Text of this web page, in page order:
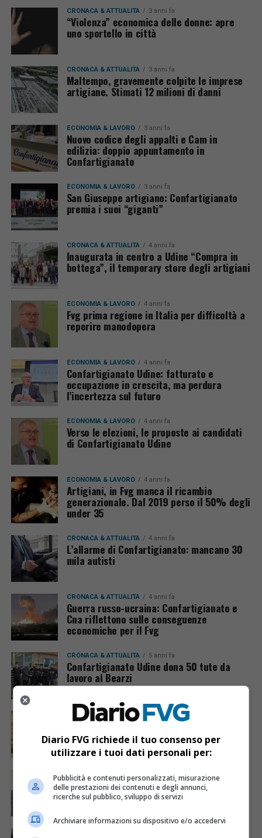
CRONACA & ATTUALITÀ 3 anni fa
“Violenza” economica delle donne: apre
uno sportello in città
CRONACA & ATTUALITÀ 3 anni fa
Maltempo, gravemente colpite le imprese
artigiane. Stimati 12 milioni di danni
ECONOMIA & LAVORO 3 anni fa
Nuovo codice degli appalti e Cam in
edilizia: doppio appuntamento in
Confartigianato
ECONOMIA & LAVORO 3 anni fa
San Giuseppe artigiano: Confartigianato
premia i suoi “giganti”
CRONACA & ATTUALITÀ 4 anni fa
Inaugurata in centro a Udine “Compra in
bottega”, il temporary store degli artigiani
ECONOMIA & LAVORO 4 anni fa
Fvg prima regione in Italia per difficoltà a
reperire manodopera
ECONOMIA & LAVORO 4 anni fa
Confartigianato Udine: fatturato e
occupazione in crescita, ma perdura
l’incertezza sul futuro
ECONOMIA & LAVORO 4 anni fa
Verso le elezioni, le proposte ai candidati
di Confartigianato Udine
ECONOMIA & LAVORO 4 anni fa
Artigiani, in Fvg manca il ricambio
generazionale. Dal 2019 perso il 50% degli
under 35
CRONACA & ATTUALITÀ 4 anni fa
L’allarme di Confartigianato: mancano 30
mila autisti
CRONACA & ATTUALITÀ 4 anni fa
Guerra russo-ucraina: Confartigianato e
Cna riflettono sulle conseguenze
economiche per il Fvg
CRONACA & ATTUALITÀ 5 anni fa
Confartigianato Udine dona 50 tute da
lavoro al Bearzi
ECONOMIA & LAVORO 6 anni fa
Si chiude un anno horribilis per il wedding:
cerimonie cancellate al 90%
Verso un ritorno in zona gialla per il Fvg:
Tilatti (Confartigianato) invoca prudenza
Diario FVG richiede il tuo consenso per
utilizzare i tuoi dati personali per:
Pubblicità e contenuti personalizzati, misurazione
delle prestazioni dei contenuti e degli annunci,
ricerche sul pubblico, sviluppo di servizi
Archiviare informazioni su dispositivo e/o accedervi